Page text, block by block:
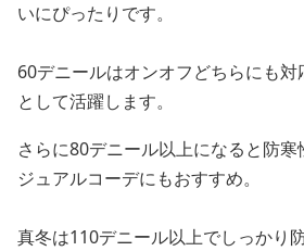
いにぴったりです。
60デニールはオンオフどちらにも
として活躍します。
さらに80デニール以上になると防
ジュアルコーデにもおすすめ。
真冬は110デニール以上でしっかり